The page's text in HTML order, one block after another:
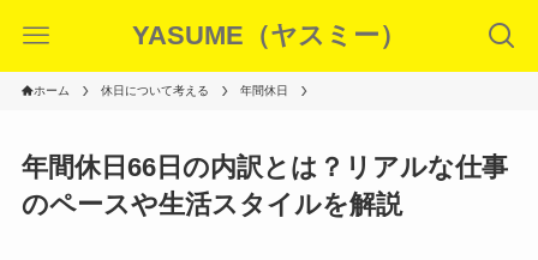
YASUME（ヤスミー）
ホーム 休日について考える 年間休日
年間休日66日の内訳とは？リアルな仕事
のペースや生活スタイルを解説